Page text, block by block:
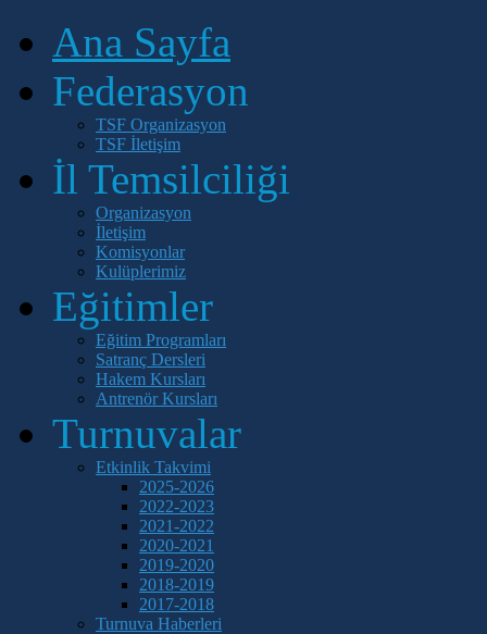
Ana Sayfa
Federasyon
TSF Organizasyon
TSF İletişim
İl Temsilciliği
Organizasyon
İletişim
Komisyonlar
Kulüplerimiz
Eğitimler
Eğitim Programları
Satranç Dersleri
Hakem Kursları
Antrenör Kursları
Turnuvalar
Etkinlik Takvimi
2025-2026
2022-2023
2021-2022
2020-2021
2019-2020
2018-2019
2017-2018
Turnuva Haberleri